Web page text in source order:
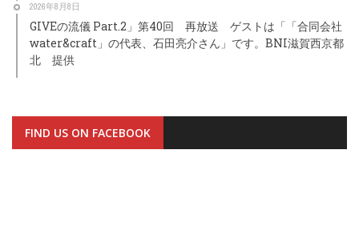
2026年8月8日
GIVEの流儀 Part.2」第40回 再放送 ゲストは「「合同会社
water&craft」の代表、石田亮介さん」です。BNI滋賀西京都
北 提供
FIND US ON FACEBOOK